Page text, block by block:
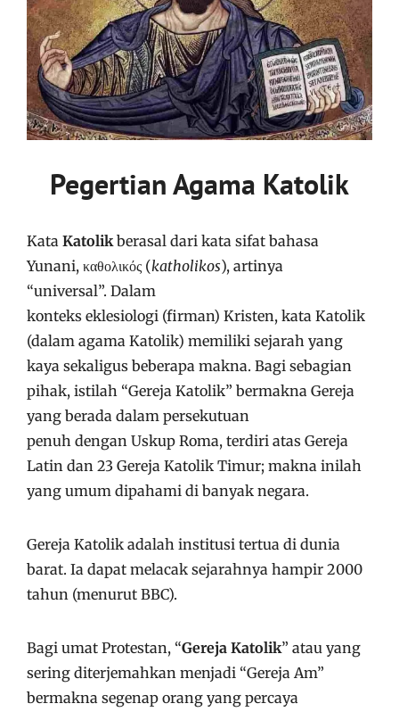
Pegertian Agama Katolik
Kata Katolik berasal dari kata sifat bahasa
Yunani, καθολικός (katholikos), artinya
“universal”. Dalam
konteks eklesiologi (firman) Kristen, kata Katolik
(dalam agama Katolik) memiliki sejarah yang
kaya sekaligus beberapa makna. Bagi sebagian
pihak, istilah “Gereja Katolik” bermakna Gereja
yang berada dalam persekutuan
penuh dengan Uskup Roma, terdiri atas Gereja
Latin dan 23 Gereja Katolik Timur; makna inilah
yang umum dipahami di banyak negara.
Gereja Katolik adalah institusi tertua di dunia
barat. Ia dapat melacak sejarahnya hampir 2000
tahun (menurut BBC).
Bagi umat Protestan, “Gereja Katolik” atau yang
sering diterjemahkan menjadi “Gereja Am”
bermakna segenap orang yang percaya